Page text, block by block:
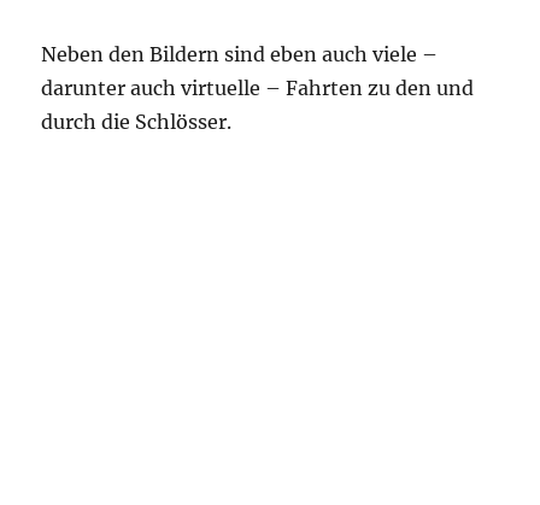
Neben den Bildern sind eben auch viele –
darunter auch virtuelle – Fahrten zu den und
durch die Schlösser.